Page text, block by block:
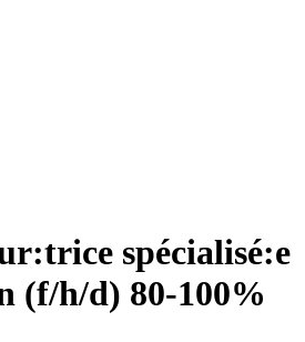
spécialisé:e
(f/h/d) 80-100%